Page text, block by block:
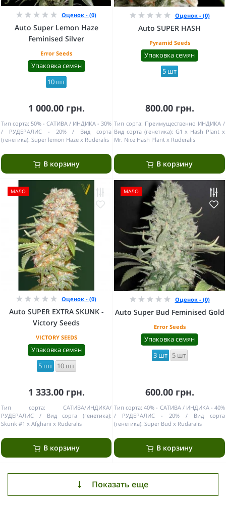
Оценок - (0)
Auto Super Lemon Haze
Feminised Silver
Error Seeds
Упаковка семян
10 шт
1 000.00 грн.
Тип сорта: 50% - САТИВА / ИНДИКА - 30%
/ РУДЕРАЛИС - 20%
Вид сорта
(генетика): Super lemon Haze x Ruderalis
В корзину
Оценок - (0)
Auto SUPER HASH
Pyramid Seeds
Упаковка семян
5 шт
800.00 грн.
Тип сорта: Преимущественно ИНДИКА
Вид сорта (генетика): G1 x Hash Plant x
Mr. Nice Hash Plant x Ruderalis
В корзину
МАЛО
Оценок - (0)
Auto SUPER EXTRA SKUNK -
Victory Seeds
VICTORY SEEDS
Упаковка семян
5 шт 10 шт
1 333.00 грн.
Тип сорта:
САТИВА/ИНДИКА/
РУДЕРАЛИС
Вид сорта (генетика):
Skunk #1 x Afghani x Ruderalis
В корзину
МАЛО
Оценок - (0)
Auto Super Bud Feminised Gold
Error Seeds
Упаковка семян
3 шт 5 шт
600.00 грн.
Тип сорта: 40% - САТИВА / ИНДИКА - 40%
/ РУДЕРАЛИС - 20%
Вид сорта
(генетика): Super Bud x Rudaralis
В корзину
Показать еще